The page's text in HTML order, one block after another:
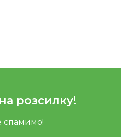
розсилку!
спамимо!